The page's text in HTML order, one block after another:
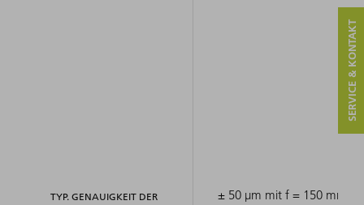
TYP. GENAUIGKEIT DER
± 50 μm mit f = 150 mm
SERVICE & KONTAKT